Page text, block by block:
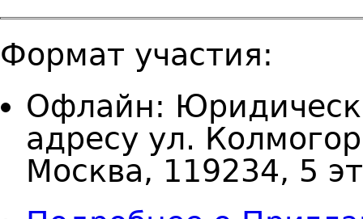
Формат участия:
Офлайн:
адресу ул.
Москва, 119234, 5